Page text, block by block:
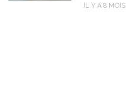
IL Y A 8 MOIS